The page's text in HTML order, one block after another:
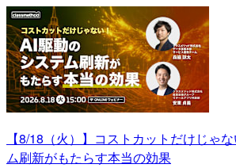
【8/18（火）】コストカットだけじゃ
ム刷新がもたらす本当の効果